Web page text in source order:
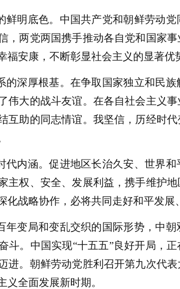
鲜明底色。中国共产党和朝鲜劳动
，两党两国携手推动各自党和国家
安康，不断彰显社会主义的显著优
的深厚根基。在争取国家独立和民
伟大的战斗友谊。在各自社会主义
互助的同志情谊。我坚信，历经时
代内涵。促进地区长治久安、世界
主权、安全、发展利益，携手维护
化战略协作，必将共同走好和平发展
变局和变乱交织的国际形势，中朝
斗。中国实现“十五五”良好开局，
进。朝鲜劳动党胜利召开第九次代
全面发展新时期。